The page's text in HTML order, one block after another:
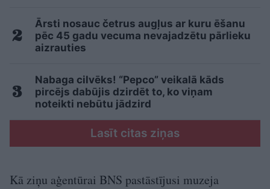
Ārsti nosauc četrus augļus ar kuru ēšanu
pēc 45 gadu vecuma nevajadzētu pārlieku
aizrauties
Nabaga cilvēks! “Pepco” veikalā kāds
pircējs dabūjis dzirdēt to, ko viņam
noteikti nebūtu jādzird
Lasīt citas ziņas
Kā ziņu aģentūrai BNS pastāstījusi muzeja